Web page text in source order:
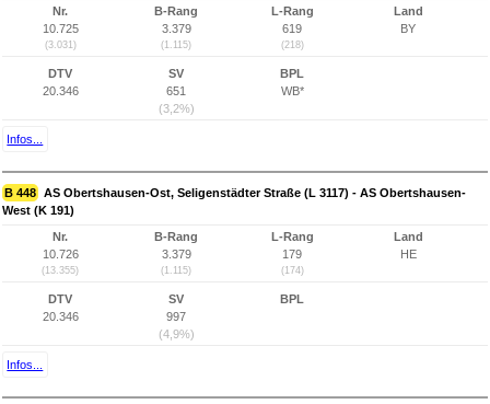
Nr.
10.725
(3.031)
B-Rang
3.379
(1.115)
L-Rang
619
(218)
Land
BY
DTV
20.346
SV
651
(3,2%)
BPL
WB*
Infos...
B 448 AS Obertshausen-Ost, Seligenstädter Straße (L 3117) - AS Obertshausen-
West (K 191)
Nr.
10.726
(13.355)
B-Rang
3.379
(1.115)
L-Rang
179
(174)
Land
HE
DTV
20.346
SV
997
(4,9%)
BPL
Infos...